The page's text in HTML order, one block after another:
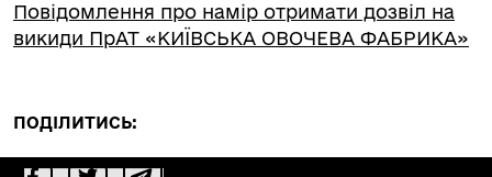
Повідомлення про намір отримати дозвіл на
викиди ПрАТ «КИЇВСЬКА ОВОЧЕВА ФАБРИКА»
ПОДІЛИТИСЬ: